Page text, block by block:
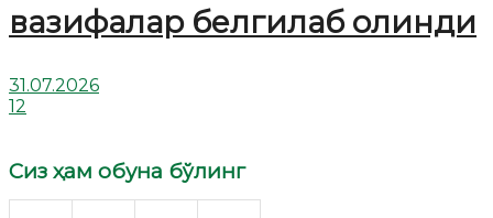
вазифалар белгилаб олинди
31.07.2026
12
Сиз ҳам обуна бўлинг